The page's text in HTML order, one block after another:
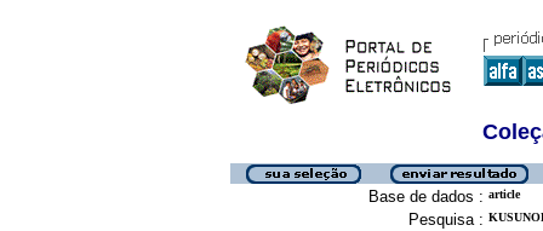
Base de dados : article
Pesquisa :